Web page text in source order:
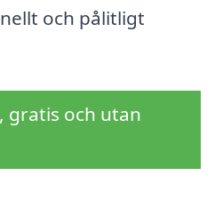
och pålitligt
gratis och utan